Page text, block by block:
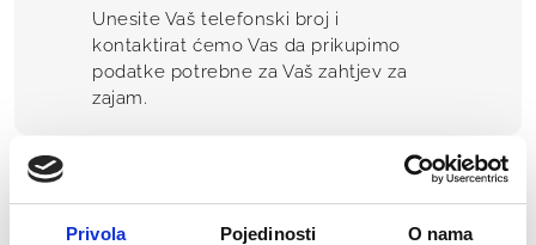
Privola Pojedinosti O nama
Unesite Vaš telefonski broj i
kontaktirat ćemo Vas da prikupimo
podatke potrebne za Vaš zahtjev za
zajam.
Samostalno popunite potrebne